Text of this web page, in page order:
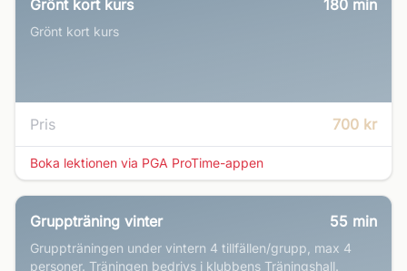
Grönt kort kurs 180 min
Grönt kort kurs
Pris 700 kr
Boka lektionen via PGA ProTime-appen
Gruppträning vinter 55 min
Gruppträningen under vintern 4 tillfällen/grupp, max 4
personer. Träningen bedrivs i klubbens Träningshall.